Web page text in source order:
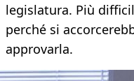
legislatura. Più
perché si
approvarla.